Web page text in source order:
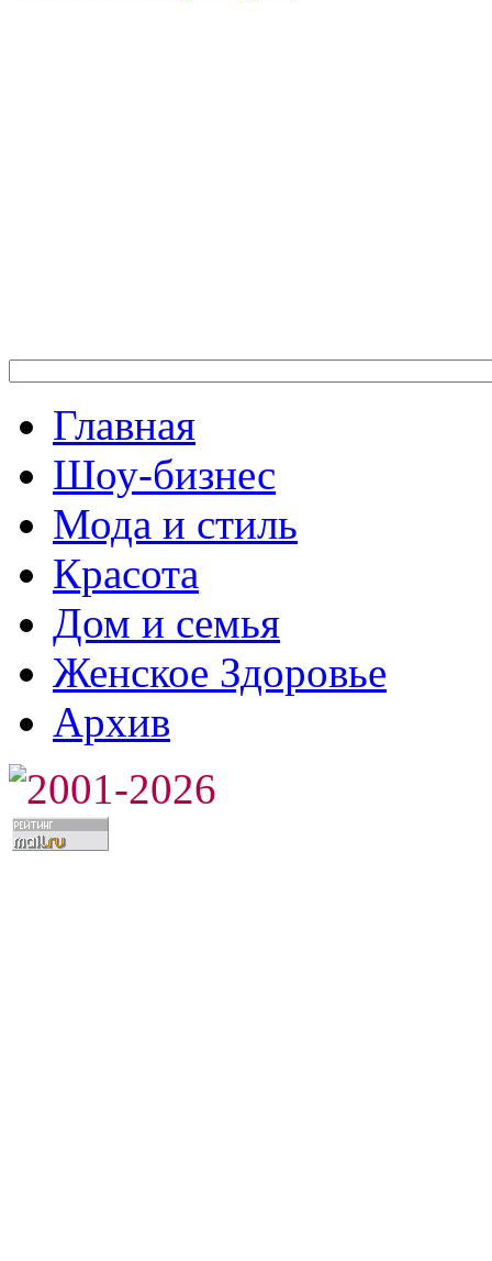
Главная
Шоу-бизнес
Мода и стиль
Красота
Дом и семья
Женское Здоровье
Архив
2001-2026